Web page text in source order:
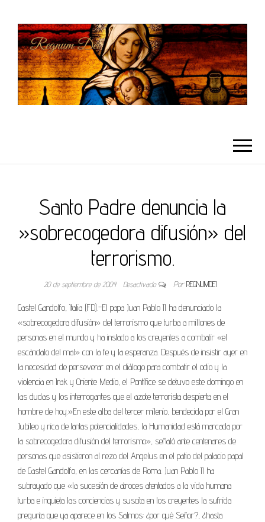
Santo Padre denuncia la
»sobrecogedora difusión» del
terrorismo.
20 de septiembre de 2004 Desactivado Por REGNUMDEI
Castel Gandolfo, Italia (FD).-El papa Juan Pablo II ha denunciado la
«sobrecogedora difusión» del terrorismo que turba a millones de
personas en el mundo y ha instado a los creyentes a combatir «el
escándalo del mal» con la fe y la esperanza. Después de insistir ayer en
la necesidad de perseverar en el diálogo para combatir el odio y la
violencia en Irak y Oriente Medio, el Pontífice se detuvo este domingo en
las dudas y los interrogantes que el azote terrorista despierta en el
hombre de hoy.»En este alba del tercer milenio, bendecida por el Gran
Jubileo y rica de tantas potencialidades, la Humanidad está marcada por
la sobrecogedora difusión del terrorismo», señaló ante centenares de
personas que asistieron al rezo del Angelus en el patio del palacio papal
de Castel Gandolfo, en las cercanías de Roma. Juan Pablo II ha
subrayado que «la sucesión de atroces atentados a la vida humana
turba e inquieta las conciencias y suscita en los creyentes la sufrida
pregunta que ya aparece en los Salmos: ¿por qué Señor?, ¿hasta